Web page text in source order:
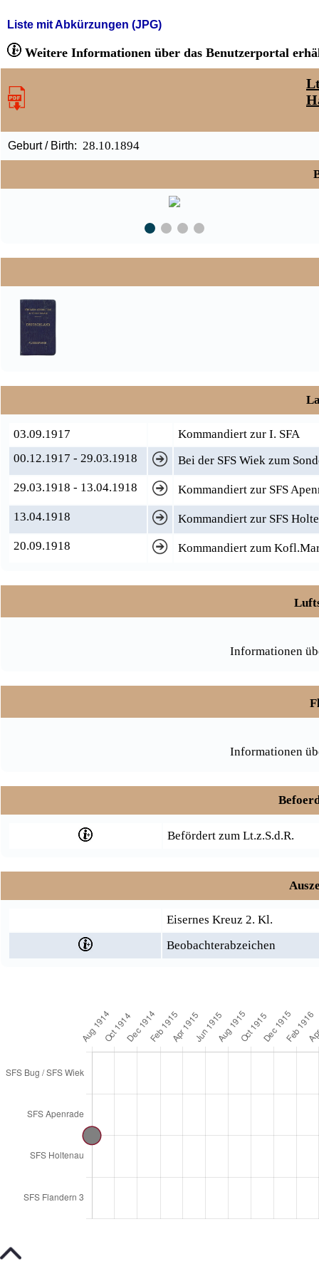
Liste mit Abkürzungen (JPG)
Weitere Informationen über das Benutzerportal
Geburt / Birth: 28.10.1894
03.09.1917
Kommandiert zur I. SFA
00.12.1917 - 29.03.1918
Bei der SFS Wiek zum
29.03.1918 - 13.04.1918
Kommandiert zur SFS
13.04.1918
Kommandiert zur SFS
20.09.1918
Kommandiert zum
Informationen
Informationen
Befördert zum Lt.z.S.d.R.
Eisernes Kreuz 2. Kl.
Beobachterabzeichen